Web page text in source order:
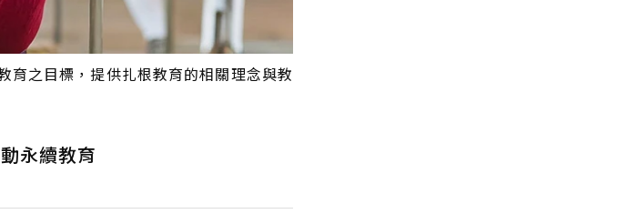
育之目標，提供扎根教育的相關理念與教
永續教育